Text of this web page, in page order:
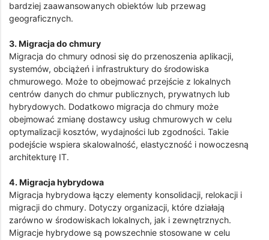
bardziej zaawansowanych obiektów lub przewag
geograficznych.
3. Migracja do chmury
Migracja do chmury odnosi się do przenoszenia aplikacji,
systemów, obciążeń i infrastruktury do środowiska
chmurowego. Może to obejmować przejście z lokalnych
centrów danych do chmur publicznych, prywatnych lub
hybrydowych. Dodatkowo migracja do chmury może
obejmować zmianę dostawcy usług chmurowych w celu
optymalizacji kosztów, wydajności lub zgodności. Takie
podejście wspiera skalowalność, elastyczność i nowoczesną
architekturę IT.
4. Migracja hybrydowa
Migracja hybrydowa łączy elementy konsolidacji, relokacji i
migracji do chmury. Dotyczy organizacji, które działają
zarówno w środowiskach lokalnych, jak i zewnętrznych.
Migracje hybrydowe są powszechnie stosowane w celu